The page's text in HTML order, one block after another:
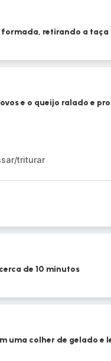
formada, retirando a
e o queijo ralado e
triturar
de 10 minutos
uma colher de gelado e